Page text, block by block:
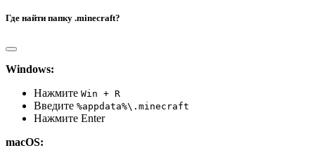
Где найти папку .minecraft?
Windows:
Нажмите Win + R
Введите %appdata%\.minecraft
Нажмите Enter
macOS: